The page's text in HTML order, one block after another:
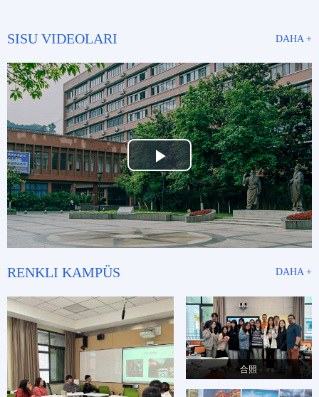
SISU VIDEOLARI DAHA +
Play
Video
RENKLI KAMPÜS DAHA +
合照